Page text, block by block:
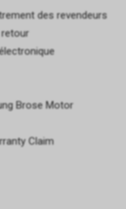
des revendeurs
Brose Motor
Claim